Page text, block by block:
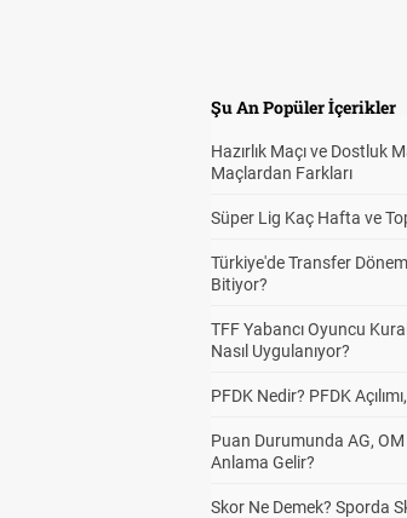
Şu An Popüler İçerikler
Hazırlık Maçı ve Dostluk
Maçlardan Farkları
Süper Lig Kaç Hafta ve
Türkiye'de Transfer
Bitiyor?
TFF Yabancı Oyuncu
Nasıl Uygulanıyor?
PFDK Nedir? PFDK
Puan Durumunda AG,
Anlama Gelir?
Skor Ne Demek? Sporda